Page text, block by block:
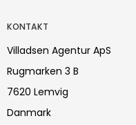
KONTAKT
Villadsen Agentur ApS
Rugmarken 3 B
7620 Lemvig
Danmark